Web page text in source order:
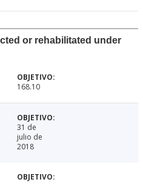
or rehabilitated under
168.10
31 de
julio de
2018